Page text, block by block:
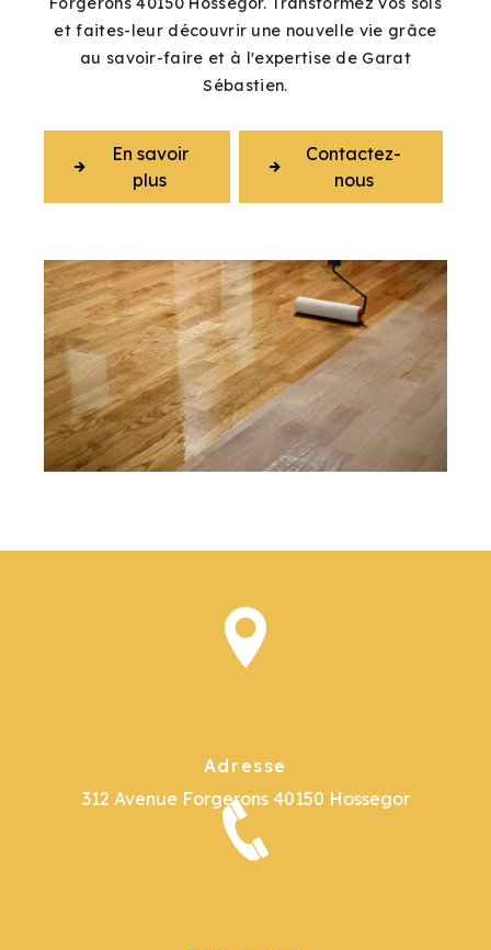
et faites-leur découvrir une nouvelle vie grâce
au savoir-faire et à l'expertise de Garat
Sébastien.
En savoir
plus
Contactez-
nous
Adresse
312 Avenue Forgerons 40150 Hossegor